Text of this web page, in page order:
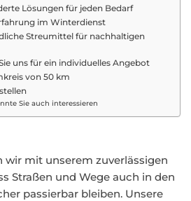
Lösungen für jeden Bedarf
im Winterdienst
Streumittel für nachhaltigen
uns für ein individuelles Angebot
von 50 km
Sie auch interessieren
wir mit unserem zuverlässigen
Straßen und Wege auch in den
passierbar bleiben. Unsere